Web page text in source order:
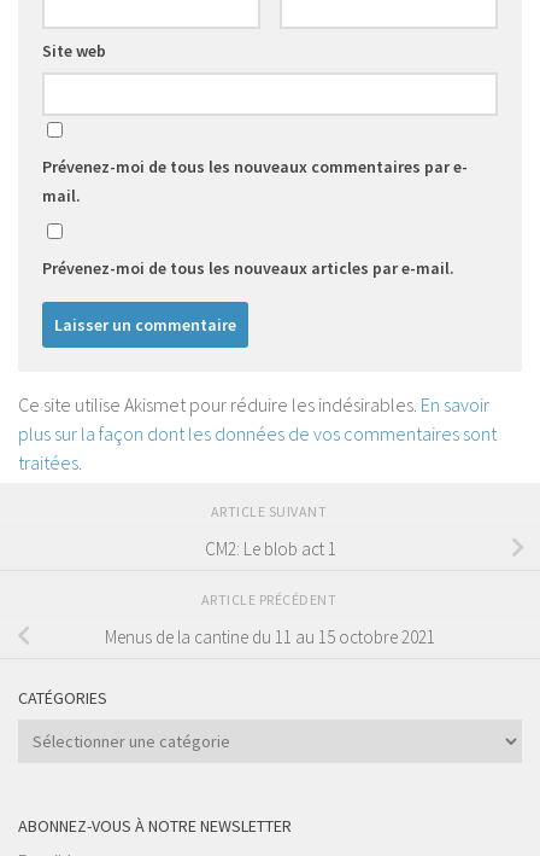
Site web
Prévenez-moi de tous les nouveaux commentaires par e-
mail.
Prévenez-moi de tous les nouveaux articles par e-mail.
Ce site utilise Akismet pour réduire les indésirables. En savoir
plus sur la façon dont les données de vos commentaires sont
traitées.
ARTICLE SUIVANT
CM2: Le blob act 1
ARTICLE PRÉCÉDENT
Menus de la cantine du 11 au 15 octobre 2021
CATÉGORIES
Catégories
ABONNEZ-VOUS À NOTRE NEWSLETTER